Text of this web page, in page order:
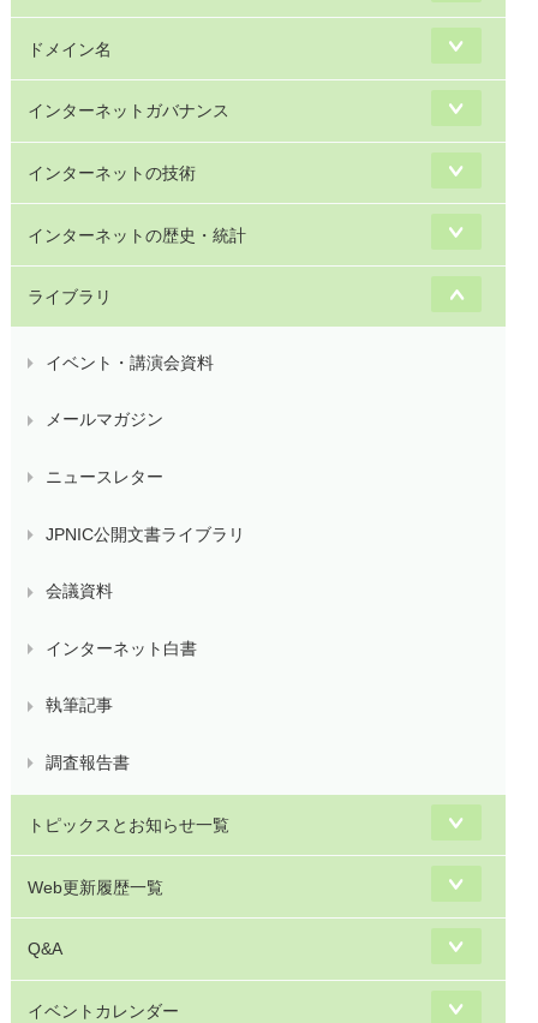
ドメイン名
インターネットガバナンス
インターネットの技術
インターネットの歴史・統計
ライブラリ
イベント・講演会資料
メールマガジン
ニュースレター
JPNIC公開文書ライブラリ
会議資料
インターネット白書
執筆記事
調査報告書
トピックスとお知らせ一覧
Web更新履歴一覧
Q&A
イベントカレンダー